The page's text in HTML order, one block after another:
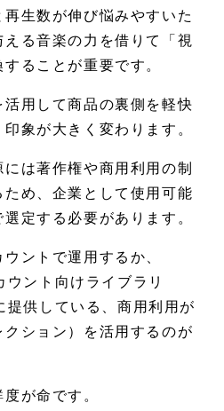
生数が伸び悩みやすいた
る音楽の力を借りて「視
ることが重要です。
用して商品の裏側を軽快
象が大きく変わります。
は著作権や商用利用の制
め、企業として使用可能
定する必要があります。
ントで運用するか、
ント向けライブラリ
提供している、商用利用が
ション）を活用するのが
が命です。